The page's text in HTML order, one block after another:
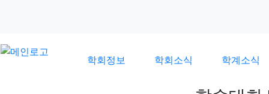
학회정보 학회소식 학계소식